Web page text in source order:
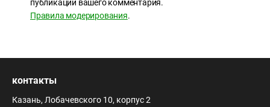
публикации вашего комментария.
Правила модерирования.
контакты
Казань, Лобачевского 10, корпус 2